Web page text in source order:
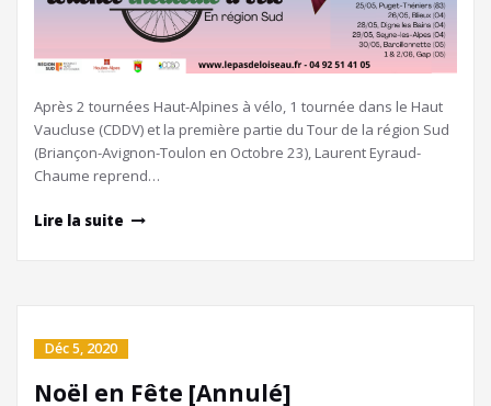
Après 2 tournées Haut-Alpines à vélo, 1 tournée dans le Haut
Vaucluse (CDDV) et la première partie du Tour de la région Sud
(Briançon-Avignon-Toulon en Octobre 23), Laurent Eyraud-
Chaume reprend…
Lire la suite
Déc 5, 2020
Noël en Fête [Annulé]